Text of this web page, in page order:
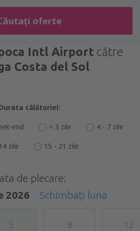
oferte
Intl Airport către
Costa del Sol
călătoriei:
end < 3 zile 4 - 7 zile
zile 15 - 21 zile
de plecare:
2026
Schimbați luna
5 8 12